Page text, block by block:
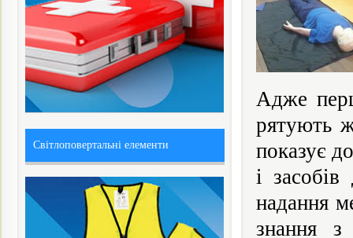
Адже
рятують
показує
і
надання
знання
Світлоповертальні елементи